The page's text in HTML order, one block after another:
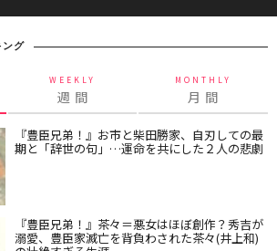
ング
WEEKLY
週 間
MONTHLY
月 間
『豊臣兄弟！』お市と柴田勝家、自刃しての最
期と「辞世の句」…運命を共にした２人の悲劇
『豊臣兄弟！』茶々＝悪女はほぼ創作？秀吉が
溺愛、豊臣家滅亡を背負わされた茶々(井上和)